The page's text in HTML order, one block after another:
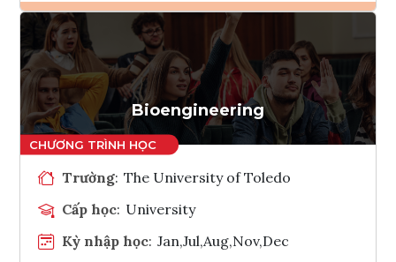
Ghi danh
Tham vấn Interlink
Bioengineering
Trường: The University of Toledo
Cấp học: University
Kỳ nhập học: Jan,Jul,Aug,Nov,Dec